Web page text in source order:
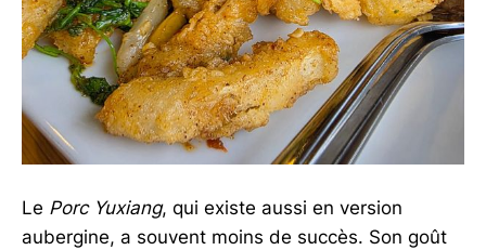
Le Porc Yuxiang, qui existe aussi en version
aubergine, a souvent moins de succès. Son goût